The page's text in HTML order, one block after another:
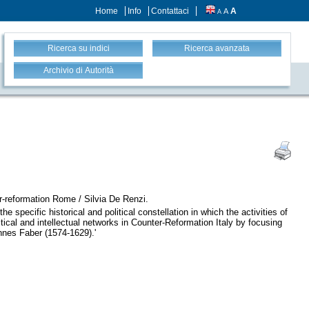
Home Info Contattaci A A A
Ricerca su indici Ricerca avanzata
Archivio di Autorità